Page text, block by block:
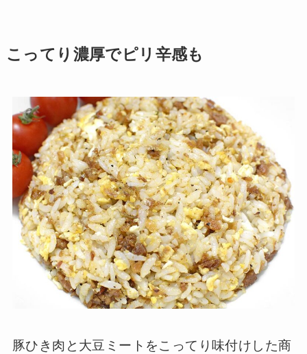
こってり濃厚でピリ辛感も
豚ひき肉と大豆ミートをこってり味付けした商